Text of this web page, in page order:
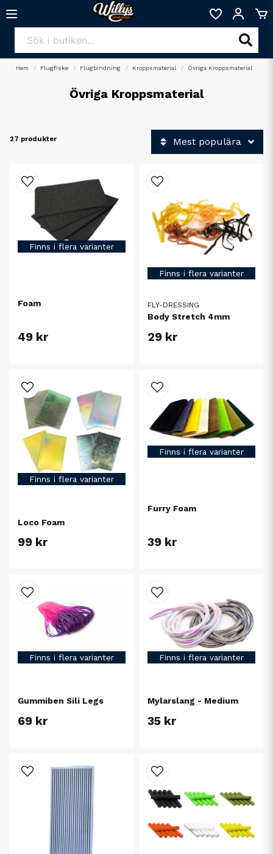
Hem Flugfiske Flugbindning Kroppsmaterial Övriga Kroppsmaterial
Övriga Kroppsmaterial
27 produkter Mest populära
Finns i flera varianter
Foam
49 kr
Finns i flera varianter
FLY-DRESSING
Body Stretch 4mm
29 kr
Finns i flera varianter
Loco Foam
99 kr
Finns i flera varianter
Furry Foam
39 kr
Finns i flera varianter
Gummiben Sili Legs
69 kr
Finns i flera varianter
Mylarslang - Medium
35 kr